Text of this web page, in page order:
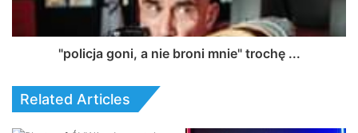
"policja goni, a nie broni mnie" trochę ...
Related Articles